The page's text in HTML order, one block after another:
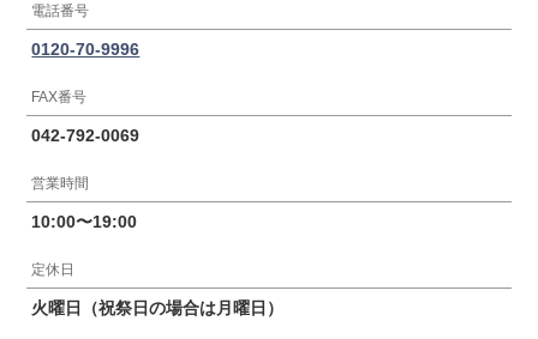
電話番号
0120-70-9996
FAX番号
042-792-0069
営業時間
10:00〜19:00
定休日
火曜日（祝祭日の場合は月曜日）